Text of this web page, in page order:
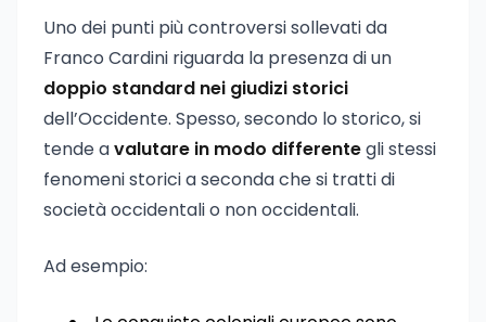
Uno dei punti più controversi sollevati da
Franco Cardini riguarda la presenza di un
doppio standard nei giudizi storici
dell’Occidente. Spesso, secondo lo storico, si
tende avalutare in modo differentegli stessi
fenomeni storici a seconda che si tratti di
società occidentali o non occidentali.
Ad esempio: